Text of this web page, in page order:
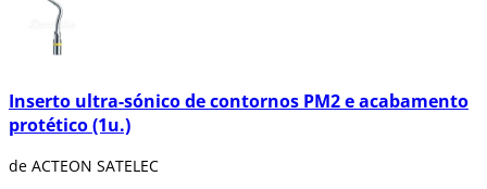
Inserto ultra-sónico de contornos PM2 e acabamento
protético (1u.)
de ACTEON SATELEC